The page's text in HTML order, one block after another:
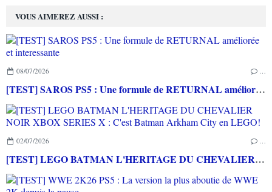
VOUS AIMEREZ AUSSI :
08/07/2026
[TEST] SAROS PS5 : Une formule de RETURNAL améliorée et interessante
02/07/2026
[TEST] LEGO BATMAN L'HERITAGE DU CHEVALIER NOIR XBOX SERIES X : C'est Batman Arkham City en LEGO!